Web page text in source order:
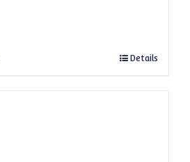
Dieses Produkt weist mehrere Varianten
Details